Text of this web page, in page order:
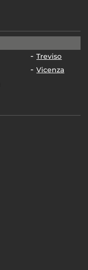
Treviso
Vicenza